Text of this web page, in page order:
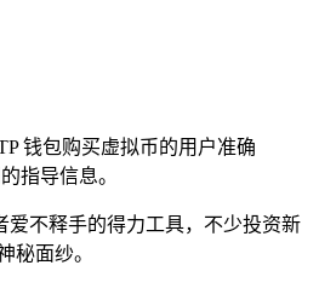
钱包购买虚拟币的用户准确
指导信息。
爱不释手的得力工具，不少投资新
秘面纱。